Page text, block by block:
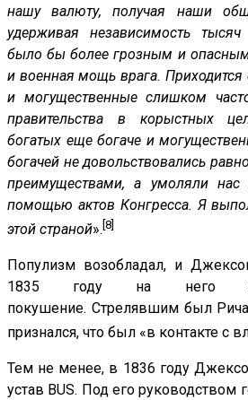
нашу валюту, получая наши
удерживая независимость
было бы более грозным и
и военная мощь врага. Приходится
и могущественные слишком
правительства в корыстных
богатых еще богаче и
богачей не довольствовались
преимуществами, а умоляли нас
помощью актов Конгресса. Я
этой страной». [8]
Популизм возобладал, и
1835 году на него
покушение. Стрелявшим был
признался, что был «в контакте с
Тем не менее, в 1836 году
устав BUS. Под его руководством